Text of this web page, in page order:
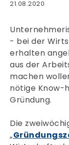
21.08.2020
- bei der
erhalten
aus der
machen
nötige Know-
Gründung.
Die
„